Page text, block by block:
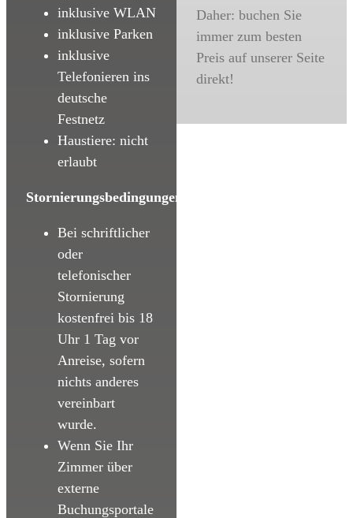
inklusive WLAN
inklusive Parken
inklusive
Telefonieren ins
deutsche
Festnetz
Haustiere: nicht
erlaubt
Stornierungsbedingungen:
Bei schriftlicher
oder
telefonischer
Stornierung
kostenfrei bis 18
Uhr 1 Tag vor
Anreise, sofern
nichts anderes
vereinbart
wurde.
Wenn Sie Ihr
Zimmer über
externe
Buchungsportale
Daher: buchen Sie
immer zum besten
Preis auf unserer Seite
direkt!